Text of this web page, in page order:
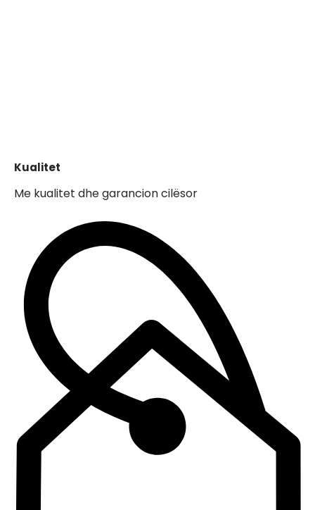
Kualitet
Me kualitet dhe garancion cilësor